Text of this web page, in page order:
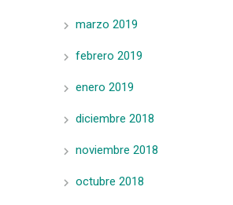
marzo 2019
febrero 2019
enero 2019
diciembre 2018
noviembre 2018
octubre 2018